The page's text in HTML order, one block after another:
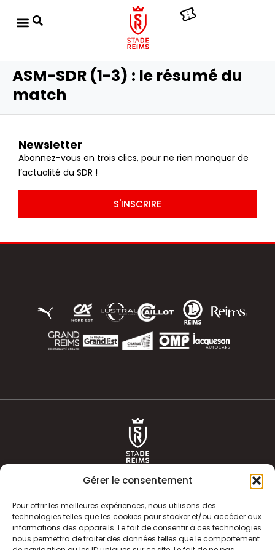
Gérer le consentement
Pour offrir les meilleures expériences, nous utilisons des
technologies telles que les cookies pour stocker et/ou accéder aux
informations des appareils. Le fait de consentir à ces technologies
nous permettra de traiter des données telles que le comportement
ASM-SDR (1-3) : le résumé du
match
Newsletter
Abonnez-vous en trois clics, pour ne rien manquer de
l’actualité du SDR !
S'INSCRIRE
ACTUALITÉS HISTOIRE